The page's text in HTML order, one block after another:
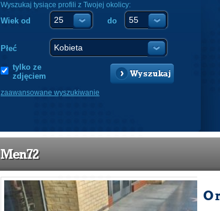
Wyszukaj tysiące profili z Twojej okolicy:
Wiek od do
Płeć
tylko ze
zdjęciem
Wyszukaj
zaawansowane wyszukiwanie
Men72
O